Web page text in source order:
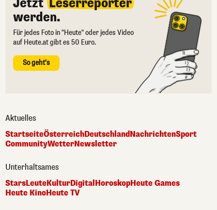
werden.
Für jedes Foto in "Heute" oder jedes Video
auf Heute.at gibt es 50 Euro.
So geht's
Aktuelles
StartseiteÖsterreichDeutschlandNachrichtenSport
CommunityWetterNewsletter
Unterhaltsames
StarsLeuteKulturDigitalHoroskopHeute Games
Heute KinoHeute TV